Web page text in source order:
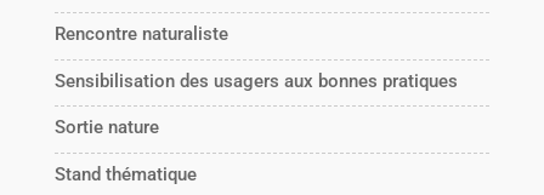
Rencontre naturaliste
Sensibilisation des usagers aux bonnes pratiques
Sortie nature
Stand thématique